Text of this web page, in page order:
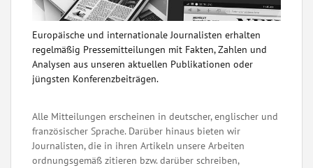
Europäische und internationale Journalisten erhalten
regelmäßig Pressemitteilungen mit Fakten, Zahlen und
Analysen aus unseren aktuellen Publikationen oder
jüngsten Konferenzbeiträgen.
Alle Mitteilungen erscheinen in deutscher, englischer und
französischer Sprache. Darüber hinaus bieten wir
Journalisten, die in ihren Artikeln unsere Arbeiten
ordnungsgemäß zitieren bzw. darüber schreiben,